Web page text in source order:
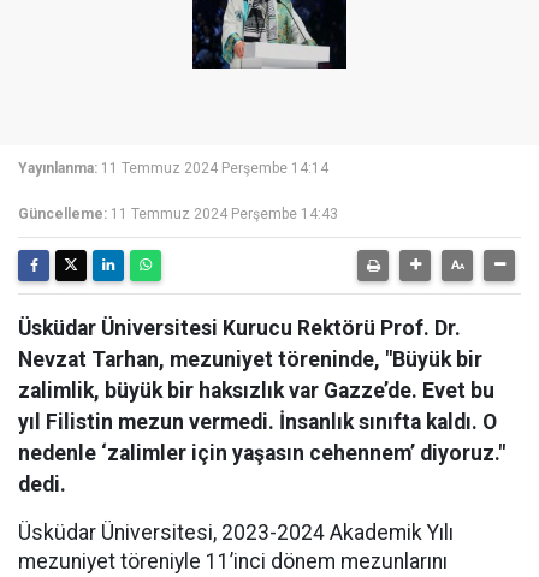
Yayınlanma: 11 Temmuz 2024 Perşembe 14:14
Güncelleme: 11 Temmuz 2024 Perşembe 14:43
Üsküdar Üniversitesi Kurucu Rektörü Prof. Dr.
Nevzat Tarhan, mezuniyet töreninde, "Büyük bir
zalimlik, büyük bir haksızlık var Gazze’de. Evet bu
yıl Filistin mezun vermedi. İnsanlık sınıfta kaldı. O
nedenle ‘zalimler için yaşasın cehennem’ diyoruz."
dedi.
Üsküdar Üniversitesi, 2023-2024 Akademik Yılı
mezuniyet töreniyle 11’inci dönem mezunlarını